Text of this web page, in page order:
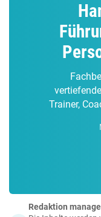
Trainer,
Redaktion